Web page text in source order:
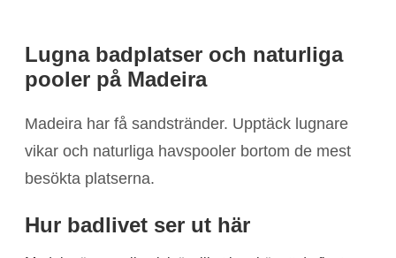
Lugna badplatser och naturliga
pooler på Madeira
Madeira har få sandstränder. Upptäck lugnare
vikar och naturliga havspooler bortom de mest
besökta platserna.
Hur badlivet ser ut här